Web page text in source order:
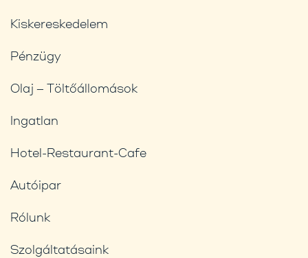
Kiskereskedelem
Pénzügy
Olaj – Töltőállomások
Ingatlan
Hotel-Restaurant-Cafe
Autóipar
Rólunk
Szolgáltatásaink